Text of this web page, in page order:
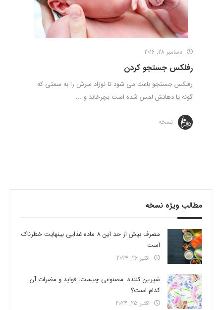
دسامبر 28, 2016
رفلکس جستجو کردن
رفلکس جستجو باعث می شود تا نوزاد سرش را به سمتی که
گونه یا دهانش لمس شده است بچرخاند و ...
نسخه
مطالب ویژه نسخه
مصرف بیش از حد این 8 ماده غذایی بینهایت خطرناک
است
اکتبر 26, 2024
شیرین کننده مصنوعی چیست، فواید و مضرات آن
کدام است؟
اکتبر 25, 2024